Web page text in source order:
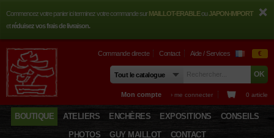
Commencez votre panier ici terminez votre commande surMAILLOT-ERABLEouJAPON-IMPORT
etréduisez vos frais de livraison.
Commande directe Contact Aide / Services €
Mon compte › me connecter 0 article
BOUTIQUE ATELIERS ENCHÈRES EXPOSITIONS
CONSEILS
PHOTOS
GUY MAILLOT CONTACT